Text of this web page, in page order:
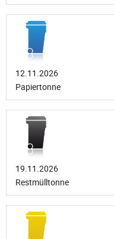
12.11.2026
Papiertonne
19.11.2026
Restmülltonne